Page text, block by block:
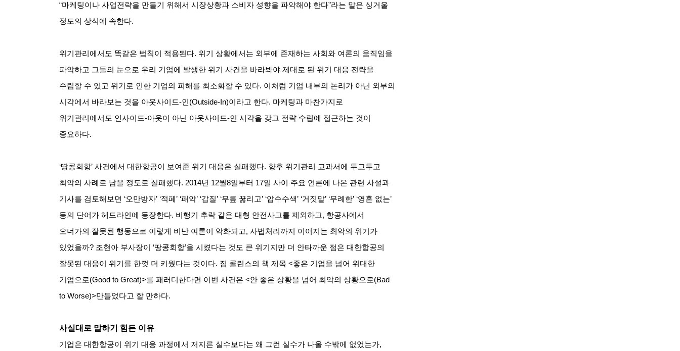
“마케팅이나 사업전략을 만들기 위해서 시장상황과 소비자 성향을 파악해야 한다”라는 말은 싱거울
정도의 상식에 속한다.
위기관리에서도 똑같은 법칙이 적용된다. 위기 상황에서는 외부에 존재하는 사회와 여론의 움직임을
파악하고 그들의 눈으로 우리 기업에 발생한 위기 사건을 바라봐야 제대로 된 위기 대응 전략을
수립할 수 있고 위기로 인한 기업의 피해를 최소화할 수 있다. 이처럼 기업 내부의 논리가 아닌 외부의
시각에서 바라보는 것을 아웃사이드-인(Outside-In)이라고 한다. 마케팅과 마찬가지로
위기관리에서도 인사이드-아웃이 아닌 아웃사이드-인 시각을 갖고 전략 수립에 접근하는 것이
중요하다.
‘땅콩회항’ 사건에서 대한항공이 보여준 위기 대응은 실패했다. 향후 위기관리 교과서에 두고두고
최악의 사례로 남을 정도로 실패했다. 2014년 12월8일부터 17일 사이 주요 언론에 나온 관련 사설과
기사를 검토해보면 ‘오만방자’ ‘적폐’ ‘패악’ ‘갑질’ ‘무릎 꿇리고’ ‘압수수색’ ‘거짓말’ ‘무례한’ ‘영혼 없는’
등의 단어가 헤드라인에 등장한다. 비행기 추락 같은 대형 안전사고를 제외하고, 항공사에서
오너가의 잘못된 행동으로 이렇게 비난 여론이 악화되고, 사법처리까지 이어지는 최악의 위기가
있었을까? 조현아 부사장이 ‘땅콩회항’을 시켰다는 것도 큰 위기지만 더 안타까운 점은 대한항공의
잘못된 대응이 위기를 한껏 더 키웠다는 것이다. 짐 콜린스의 책 제목 <좋은 기업을 넘어 위대한
기업으로(Good to Great)>를 패러디한다면 이번 사건은 <안 좋은 상황을 넘어 최악의 상황으로(Bad
to Worse)>만들었다고 할 만하다.
사실대로 말하기 힘든 이유
기업은 대한항공이 위기 대응 과정에서 저지른 실수보다는 왜 그런 실수가 나올 수밖에 없었는가,